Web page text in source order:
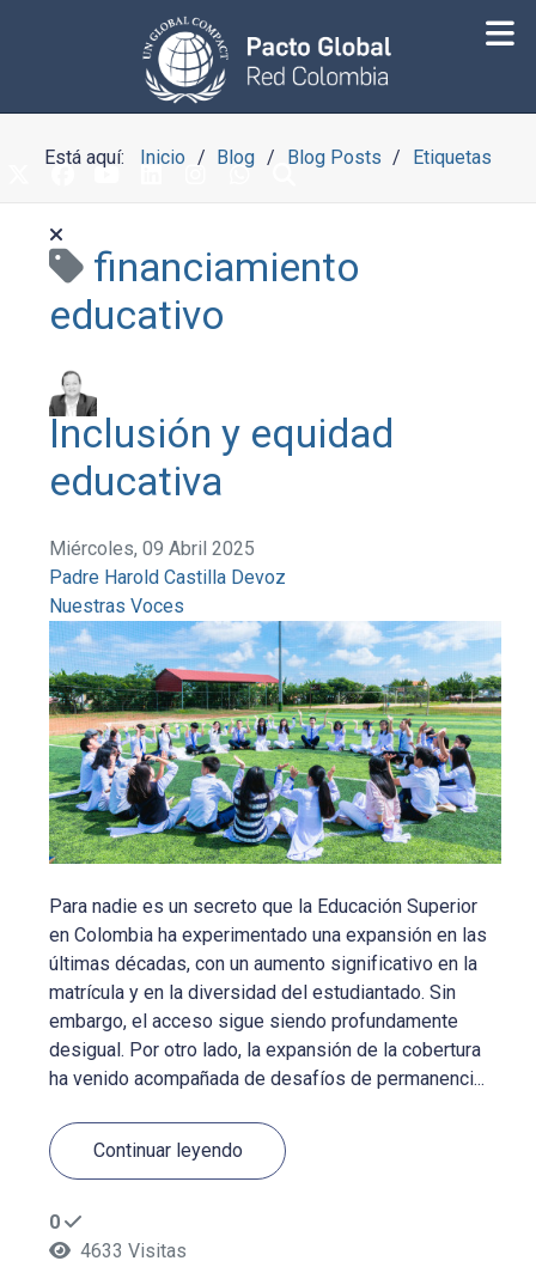
Está aquí: Inicio Blog Blog Posts Etiquetas
financiamiento
educativo
Inclusión y equidad
educativa
Miércoles, 09 Abril 2025
Padre Harold Castilla Devoz
Nuestras Voces
Para nadie es un secreto que la Educación Superior
en Colombia ha experimentado una expansión en las
últimas décadas, con un aumento significativo en la
matrícula y en la diversidad del estudiantado. Sin
embargo, el acceso sigue siendo profundamente
desigual. Por otro lado, la expansión de la cobertura
ha venido acompañada de desafíos de permanenci...
Continuar leyendo
0
4633 Visitas